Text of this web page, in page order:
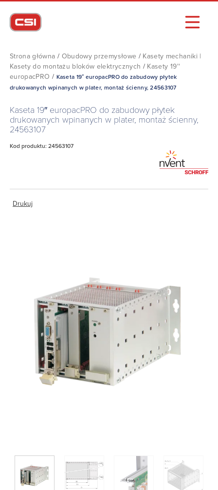
Strona główna / Obudowy przemysłowe / Kasety mechaniki |
Kasety do montażu bloków elektrycznych / Kasety 19''
europacPRO / Kaseta 19″ europacPRO do zabudowy płytek
drukowanych wpinanych w plater, montaż ścienny, 24563107
Kaseta 19″ europacPRO do zabudowy płytek
drukowanych wpinanych w plater, montaż ścienny,
24563107
Kod produktu: 24563107
Drukuj